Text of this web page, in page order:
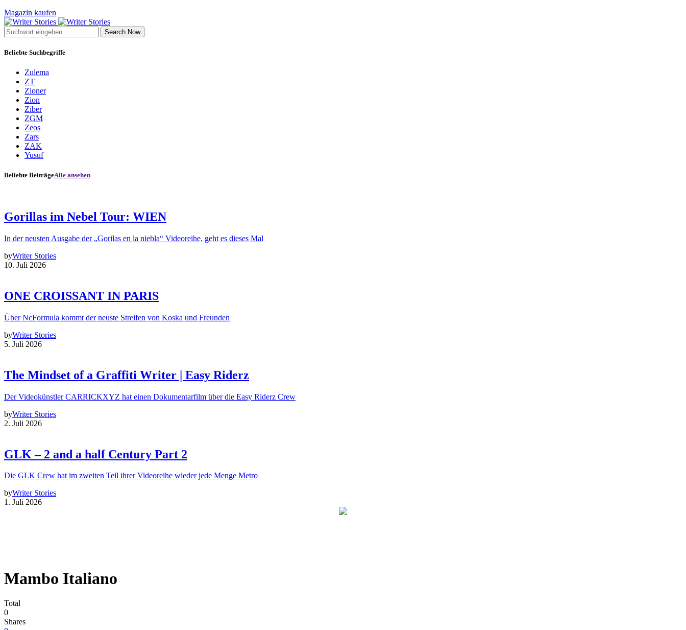
Magazin kaufen
Search Now
Beliebte Suchbegriffe
Zulema
ZT
Zioner
Zion
Ziber
ZGM
Zeos
Zars
ZAK
Yusuf
Beliebte BeiträgeAlle ansehen
Gorillas im Nebel Tour: WIEN
In der neusten Ausgabe der „Gorilas en la niebla“ Videoreihe, geht es dieses Mal
byWriter Stories
10. Juli 2026
ONE CROISSANT IN PARIS
Über NcFormula kommt der neuste Streifen von Koska und Freunden
byWriter Stories
5. Juli 2026
The Mindset of a Graffiti Writer | Easy Riderz
Der Videokünstler CARRICKXYZ hat einen Dokumentarfilm über die Easy Riderz Crew
byWriter Stories
2. Juli 2026
GLK – 2 and a half Century Part 2
Die GLK Crew hat im zweiten Teil ihrer Videoreihe wieder jede Menge Metro
byWriter Stories
1. Juli 2026
Mambo Italiano
Total
0
Shares